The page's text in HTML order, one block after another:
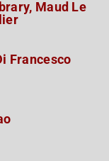
Maud Le
Francesco